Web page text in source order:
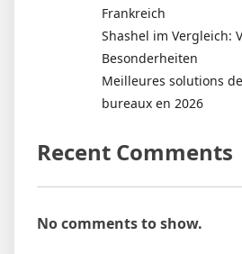
Frankreich
Shashel im Vergleich:
Besonderheiten
Meilleures solutions
bureaux en 2026
Recent Comments
No comments to show.